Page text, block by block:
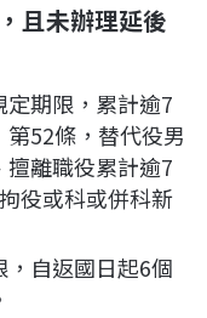
且未辦理延後
期限，累計逾7
52條，替代役男
離職役累計逾7
役或科或併科新
自返國日起6個